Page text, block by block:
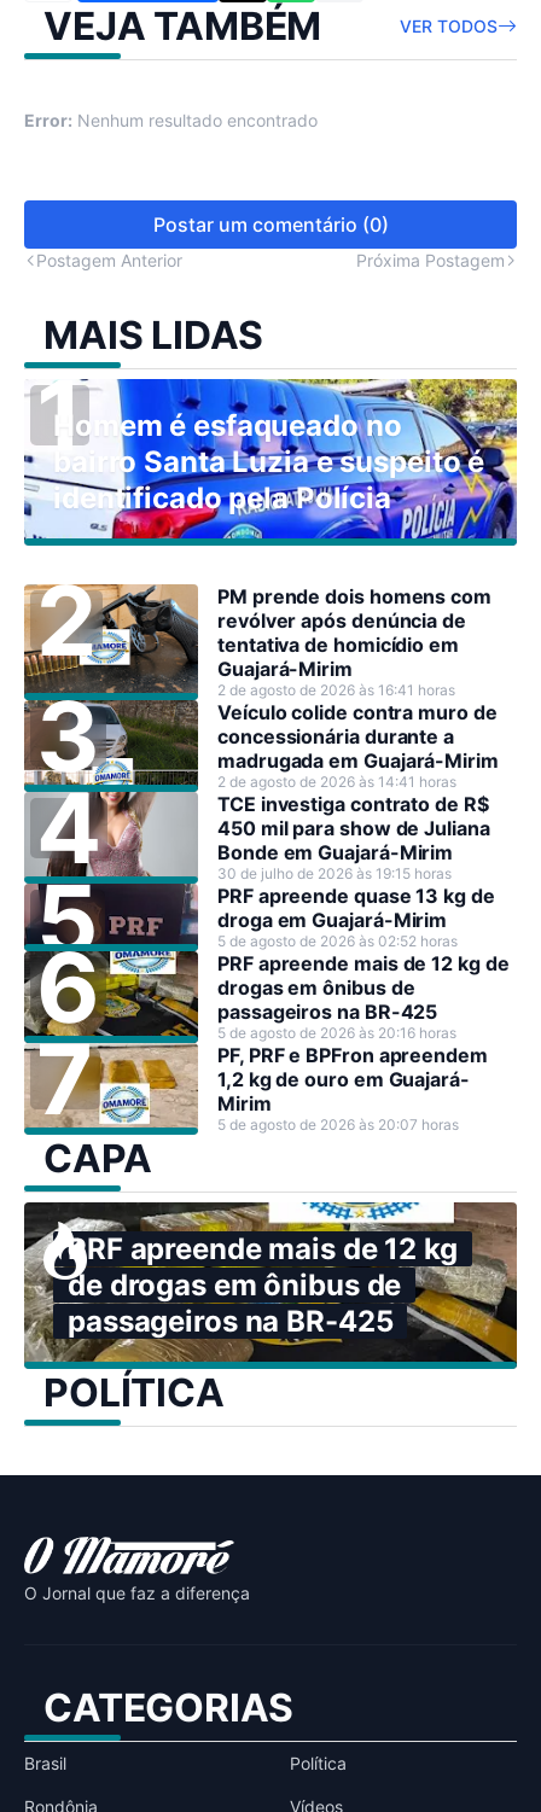
VEJA TAMBÉM VER TODOS
Error: Nenhum resultado encontrado
Postar um comentário (0)
Postagem Anterior Próxima Postagem
MAIS LIDAS
Homem é esfaqueado no
bairro Santa Luzia e suspeito é
identificado pela Polícia
PM prende dois homens com
revólver após denúncia de
tentativa de homicídio em
Guajará-Mirim
2 de agosto de 2026 às 16:41 horas
Veículo colide contra muro de
concessionária durante a
madrugada em Guajará-Mirim
2 de agosto de 2026 às 14:41 horas
TCE investiga contrato de R$
450 mil para show de Juliana
Bonde em Guajará-Mirim
30 de julho de 2026 às 19:15 horas
PRF apreende quase 13 kg de
droga em Guajará-Mirim
5 de agosto de 2026 às 02:52 horas
PRF apreende mais de 12 kg de
drogas em ônibus de
passageiros na BR-425
5 de agosto de 2026 às 20:16 horas
PF, PRF e BPFron apreendem
1,2 kg de ouro em Guajará-
Mirim
5 de agosto de 2026 às 20:07 horas
CAPA
PRF apreende mais de 12 kg
de drogas em ônibus de
passageiros na BR-425
POLÍTICA
O Jornal que faz a diferença
CATEGORIAS
Brasil Política
Rondônia Vídeos